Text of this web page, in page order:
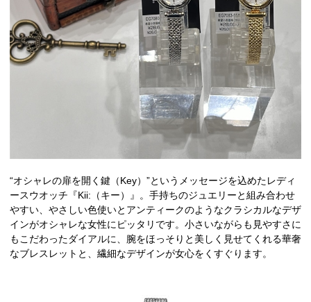
“オシャレの扉を開く鍵（Key）”というメッセージを込めたレディ
ースウオッチ『Kii:（キー）』。手持ちのジュエリーと組み合わせ
やすい、やさしい色使いとアンティークのようなクラシカルなデザ
インがオシャレな女性にピッタリです。小さいながらも見やすさに
もこだわったダイアルに、腕をほっそりと美しく見せてくれる華奢
なブレスレットと、繊細なデザインが女心をくすぐります。